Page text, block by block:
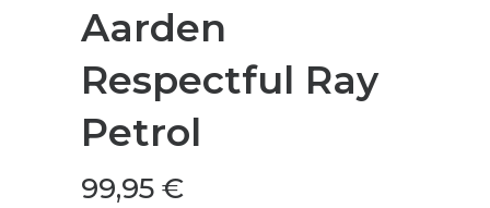
Aarden
Respectful Ray
Petrol
99,95 €